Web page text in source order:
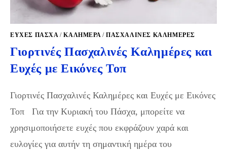
ΕΥΧΈΣ ΠΆΣΧΑ/ΚΑΛΗΜΕΡΑ/ΠΑΣΧΑΛΙΝΈΣ ΚΑΛΗΜΈΡΕΣ
Γιορτινές Πασχαλινές Καλημέρες και
Ευχές με Εικόνες Τοπ
Γιορτινές Πασχαλινές Καλημέρες και Ευχές με Εικόνες
Τοπ Για την Κυριακή του Πάσχα, μπορείτε να
χρησιμοποιήσετε ευχές που εκφράζουν χαρά και
ευλογίες για αυτήν τη σημαντική ημέρα του